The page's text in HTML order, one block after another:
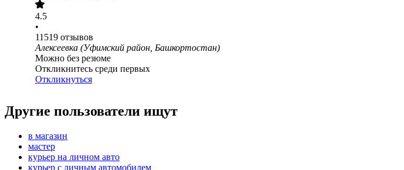
4.5
•
11519 отзывов
Алексеевка (Уфимский район, Башкортостан)
Можно без резюме
Откликнитесь среди первых
Откликнуться
Другие пользователи ищут
в магазин
мастер
курьер на личном авто
курьер с личным автомобилем